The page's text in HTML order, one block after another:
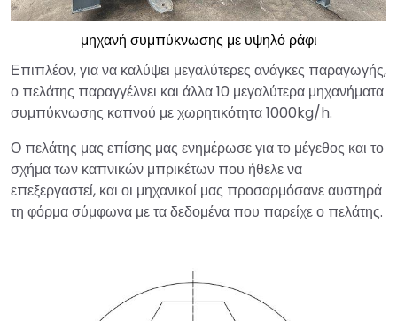
μηχανή συμπύκνωσης με υψηλό ράφι
Επιπλέον, για να καλύψει μεγαλύτερες ανάγκες παραγωγής,
ο πελάτης παραγγέλνει και άλλα 10 μεγαλύτερα μηχανήματα
συμπύκνωσης καπνού με χωρητικότητα 1000kg/h.
Ο πελάτης μας επίσης μας ενημέρωσε για το μέγεθος και το
σχήμα των καπνικών μπρικέτων που ήθελε να
επεξεργαστεί, και οι μηχανικοί μας προσαρμόσανε αυστηρά
τη φόρμα σύμφωνα με τα δεδομένα που παρείχε ο πελάτης.